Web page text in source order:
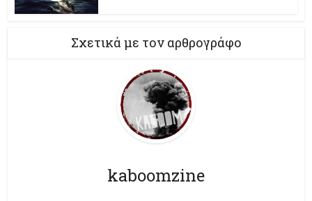
Σχετικά με τον αρθρογράφο
kaboomzine